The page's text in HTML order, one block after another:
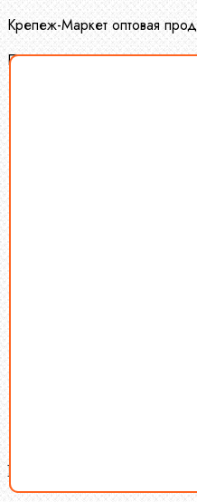
Крепеж-Маркет оптовая
Производство и оптовая
Латунный и
Filter By